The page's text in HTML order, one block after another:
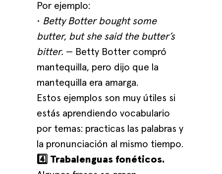
Por ejemplo:
• Betty Botter bought some
butter, but she said the butter’s
bitter. — Betty Botter compró
mantequilla, pero dijo que la
mantequilla era amarga.
Estos ejemplos son muy útiles si
estás aprendiendo vocabulario
por temas: practicas las palabras y
la pronunciación al mismo tiempo.
4️⃣ Trabalenguas fonéticos.